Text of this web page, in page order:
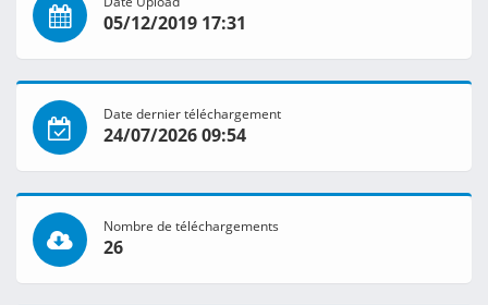
05/12/2019 17:31
Date dernier téléchargement
24/07/2026 09:54
Nombre de téléchargements
26